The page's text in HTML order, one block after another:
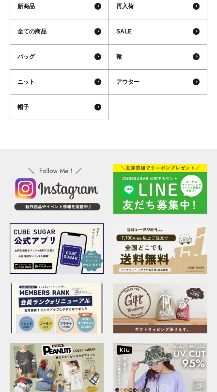
新商品 再入荷
全ての商品 SALE
バッグ 靴
ニット アウター
帽子